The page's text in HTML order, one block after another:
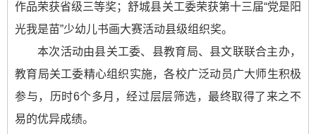
作品荣获省级三等奖；舒城县关工委荣获第十三届“党是阳
光我是苗”少幼儿书画大赛活动县级组织奖。
本次活动由县关工委、县教育局、县文联联合主办，
教育局关工委精心组织实施，各校广泛动员广大师生积极
参与，历时6个多月，经过层层筛选，最终取得了来之不
易的优异成绩。